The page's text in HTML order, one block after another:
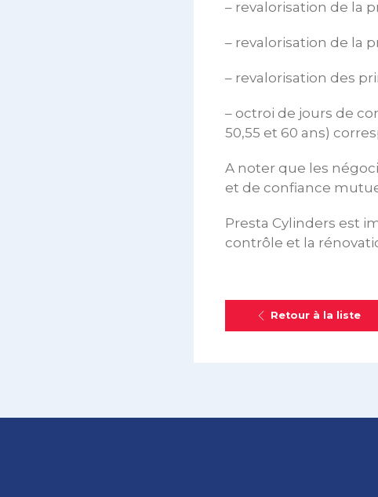
– revalorisation de la
– revalorisation de la
– revalorisation des
– octroi de jours de
50,55 et 60 ans)
A noter que les
et de confiance
Presta Cylinders est
contrôle et la
Retour à la liste